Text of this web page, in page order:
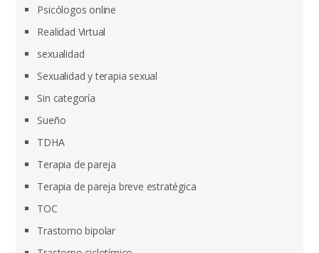
Psicólogos online
Realidad Virtual
sexualidad
Sexualidad y terapia sexual
Sin categoría
Sueño
TDHA
Terapia de pareja
Terapia de pareja breve estratégica
TOC
Trastorno bipolar